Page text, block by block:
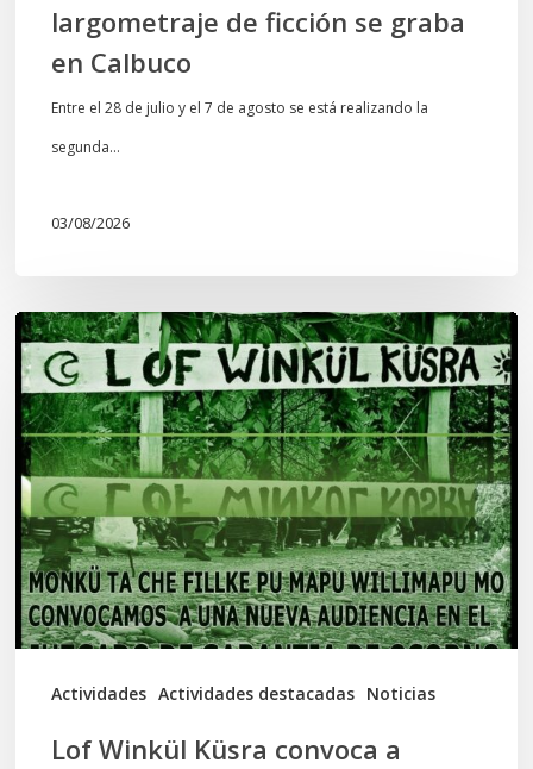
largometraje de ficción se graba
en Calbuco
Entre el 28 de julio y el 7 de agosto se está realizando la
segunda…
03/08/2026
Actividades Actividades destacadas Noticias
Lof
Winkül
Küsra
convoca
a
apoyar
audiencia
en
Juzgado
Lof Winkül Küsra convoca a